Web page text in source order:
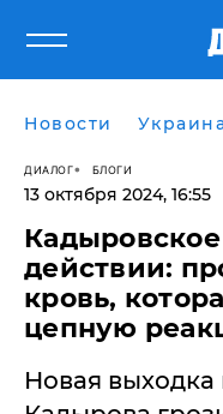
Новости
ДИАЛОГ БЛОГИ
13 октября 2024, 16:55
действии:
кровь,
цепную
Новая